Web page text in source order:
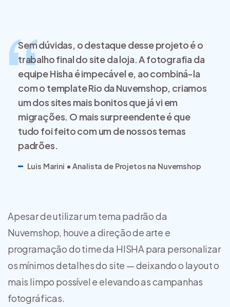
Sem dúvidas, o destaque desse projeto é o
trabalho final do site da loja. A fotografia da
equipe Hisha é impecável e, ao combiná-la
com o template Rio da Nuvemshop, criamos
um dos sites mais bonitos que já vi em
migrações. O mais surpreendente é que
tudo foi feito com um de nossos temas
padrões.
Luis Marini • Analista de Projetos na Nuvemshop
Apesar de utilizar um tema padrão da
Nuvemshop, houve a direção de arte e
programação do time da HISHA para personalizar
os mínimos detalhes do site — deixando o layout o
mais limpo possível e elevando as campanhas
fotográficas.